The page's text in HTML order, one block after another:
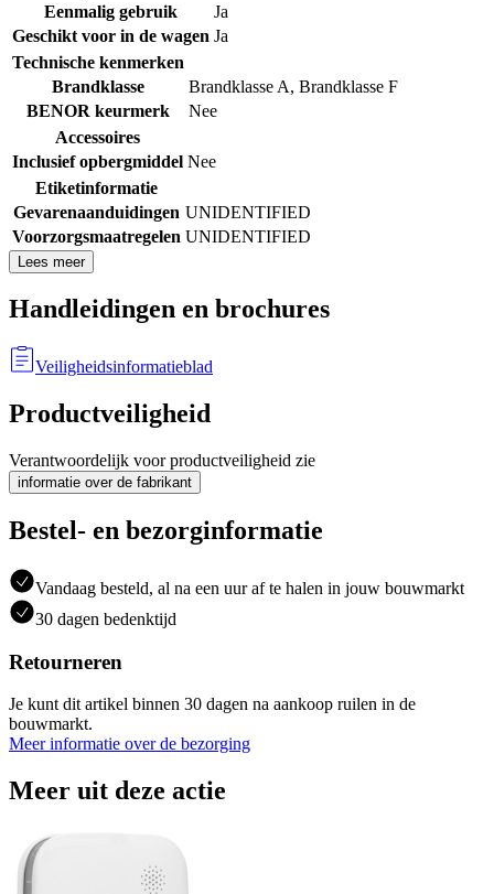
Eenmalig gebruik
Ja
Geschikt voor in de wagen Ja
Technische kenmerken
Brandklasse
Brandklasse A, Brandklasse F
BENOR keurmerk
Nee
Accessoires
Inclusief opbergmiddel Nee
Etiketinformatie
Gevarenaanduidingen UNIDENTIFIED
Voorzorgsmaatregelen UNIDENTIFIED
Lees meer
Handleidingen en brochures
Veiligheidsinformatieblad
Productveiligheid
Verantwoordelijk voor productveiligheid zie
informatie over de fabrikant
Bestel- en bezorginformatie
Vandaag besteld, al na een uur af te halen in jouw bouwmarkt
30 dagen bedenktijd
Retourneren
Je kunt dit artikel binnen 30 dagen na aankoop ruilen in de
bouwmarkt.
Meer informatie over de bezorging
Meer uit deze actie